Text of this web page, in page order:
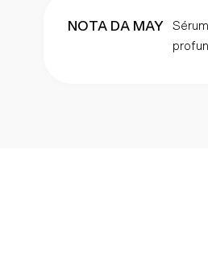
NOTA DA MAY